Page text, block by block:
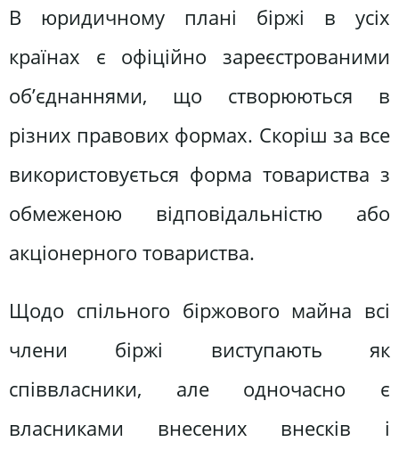
В юридичному плані біржі в усіх
країнах є офіційно зареєстрованими
об’єднаннями, що створюються в
різних правових формах. Скоріш за все
використовується форма товариства з
обмеженою відповідальністю або
акціонерного товариства.
Щодо спільного біржового майна всі
члени біржі виступають як
співвласники, але одночасно є
власниками внесених внесків і